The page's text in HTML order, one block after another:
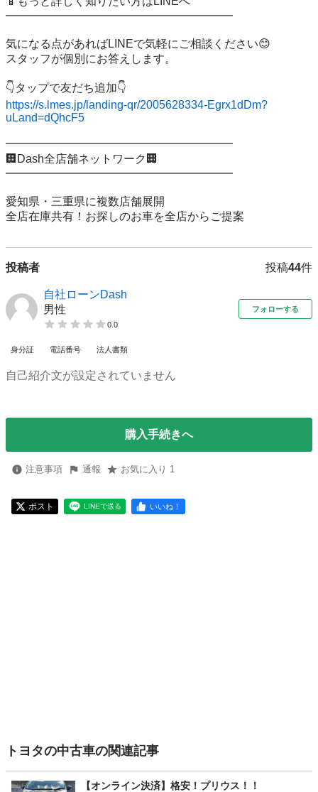
━━━━━━━━━━━━━━━━━━━━
気になる点があればLINEで気軽にご相談ください😊
スタッフが個別にお答えします。
https://s.lmes.jp/landing-qr/2005628334-Egrx1dDm?
uLand=dQhcF5
━━━━━━━━━━━━━━━━━━━━
🏢Dash全店舗ネットワーク🏢
━━━━━━━━━━━━━━━━━━━━
愛知県・三重県に複数店舗展開
投稿者 投稿44件
自社ローンDash
男性
0.0
フォローする
身分証 電話番号 法人書類
自己紹介文が設定されていません
購入手続きへ
注意事項 通報 お気に入り 1
ポスト LINEで送る いいね！
トヨタの中古車の関連記事
【オンライン決済】格安！プリウス！！